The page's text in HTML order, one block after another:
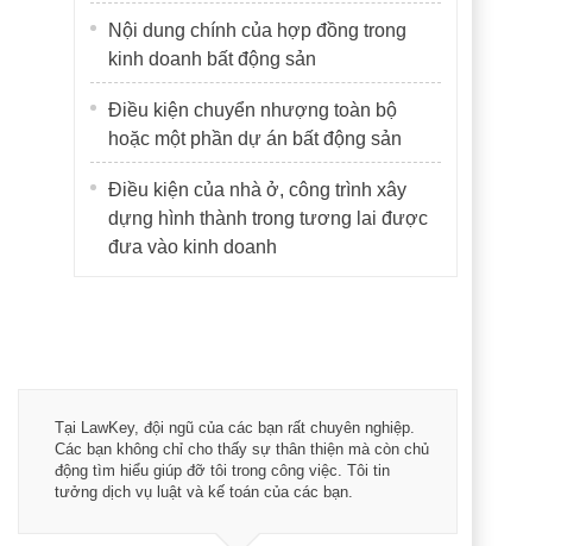
Nội dung chính của hợp đồng trong
kinh doanh bất động sản
Điều kiện chuyển nhượng toàn bộ
hoặc một phần dự án bất động sản
Điều kiện của nhà ở, công trình xây
dựng hình thành trong tương lai được
đưa vào kinh doanh
Tại LawKey, đội ngũ của các bạn rất chuyên nghiệp.
Các bạn không chỉ cho thấy sự thân thiện mà còn chủ
động tìm hiểu giúp đỡ tôi trong công việc. Tôi tin
tưởng dịch vụ luật và kế toán của các bạn.